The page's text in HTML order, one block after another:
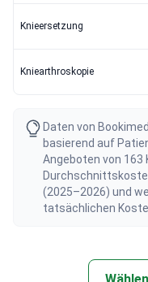
Knieersetzung
Kniearthroskopie
Daten von
basierend auf
Angeboten von 163
(2025–2026) und
tatsächlichen